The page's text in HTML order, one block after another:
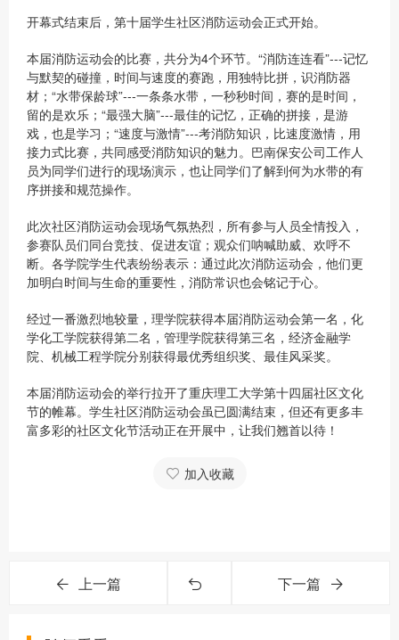
开幕式结束后，第十届学生社区消防运动会正式开始。
本届消防运动会的比赛，共分为4个环节。“消防连连看”---记忆
与默契的碰撞，时间与速度的赛跑，用独特比拼，识消防器
材；“水带保龄球”---一条条水带，一秒秒时间，赛的是时间，
留的是欢乐；“最强大脑”---最佳的记忆，正确的拼接，是游
戏，也是学习；“速度与激情”---考消防知识，比速度激情，用
接力式比赛，共同感受消防知识的魅力。巴南保安公司工作人
员为同学们进行的现场演示，也让同学们了解到何为水带的有
序拼接和规范操作。
此次社区消防运动会现场气氛热烈，所有参与人员全情投入，
参赛队员们同台竞技、促进友谊；观众们呐喊助威、欢呼不
断。各学院学生代表纷纷表示：通过此次消防运动会，他们更
加明白时间与生命的重要性，消防常识也会铭记于心。
经过一番激烈地较量，理学院获得本届消防运动会第一名，化
学化工学院获得第二名，管理学院获得第三名，经济金融学
院、机械工程学院分别获得最优秀组织奖、最佳风采奖。
本届消防运动会的举行拉开了重庆理工大学第十四届社区文化
节的帷幕。学生社区消防运动会虽已圆满结束，但还有更多丰
富多彩的社区文化节活动正在开展中，让我们翘首以待！
加入收藏
上一篇 下一篇